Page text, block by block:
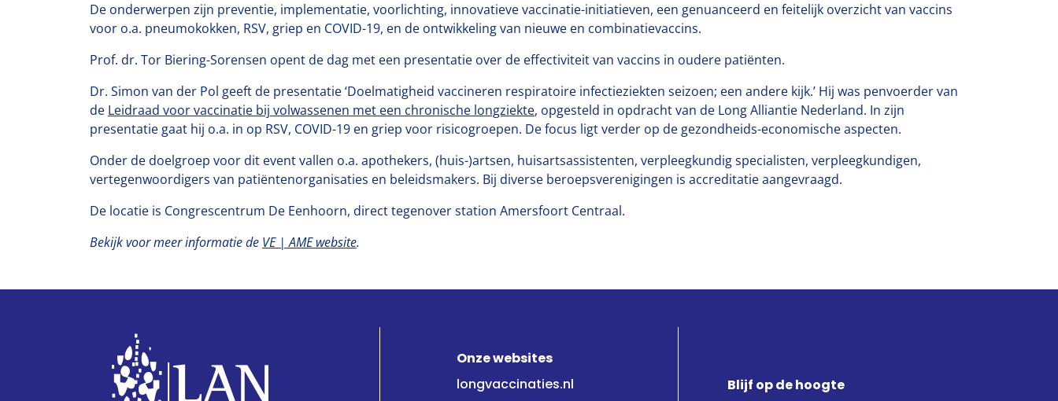
De onderwerpen zijn preventie, implementatie, voorlichting, innovatieve vaccinatie-initiatieven, een genuanceerd en feitelijk overzicht van vaccins
voor o.a. pneumokokken, RSV, griep en COVID-19, en de ontwikkeling van nieuwe en combinatievaccins.
Prof. dr. Tor Biering-Sorensen opent de dag met een presentatie over de effectiviteit van vaccins in oudere patiënten.
Dr. Simon van der Pol geeft de presentatie ‘Doelmatigheid vaccineren respiratoire infectieziekten seizoen; een andere kijk.’ Hij was penvoerder van
de Leidraad voor vaccinatie bij volwassenen met een chronische longziekte, opgesteld in opdracht van de Long Alliantie Nederland. In zijn
presentatie gaat hij o.a. in op RSV, COVID-19 en griep voor risicogroepen. De focus ligt verder op de gezondheids-economische aspecten.
Onder de doelgroep voor dit event vallen o.a. apothekers, (huis-)artsen, huisartsassistenten, verpleegkundig specialisten, verpleegkundigen,
vertegenwoordigers van patiëntenorganisaties en beleidsmakers. Bij diverse beroepsverenigingen is accreditatie aangevraagd.
De locatie is Congrescentrum De Eenhoorn, direct tegenover station Amersfoort Centraal.
Bekijk voor meer informatie de VE | AME website.
Onze websites
longvaccinaties.nl
Blijf op de hoogte